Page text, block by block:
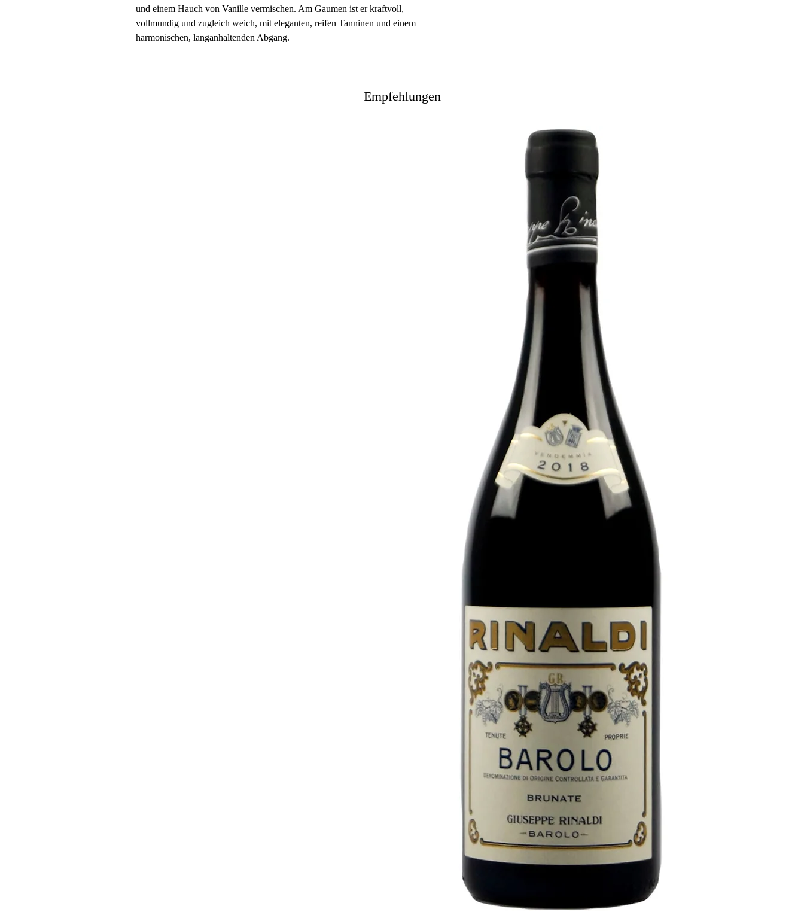
und einem Hauch von Vanille vermischen. Am Gaumen ist er kraftvoll,
vollmundig und zugleich weich, mit eleganten, reifen Tanninen und einem
harmonischen, langanhaltenden Abgang.
Empfehlungen